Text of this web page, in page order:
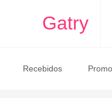
Gatry
Recebidos